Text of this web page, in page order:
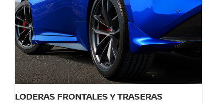
LODERAS FRONTALES Y TRASERAS